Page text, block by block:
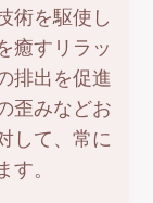
術を駆使し
癒すリラッ
排出を促進
歪みなどお
して、常に
。